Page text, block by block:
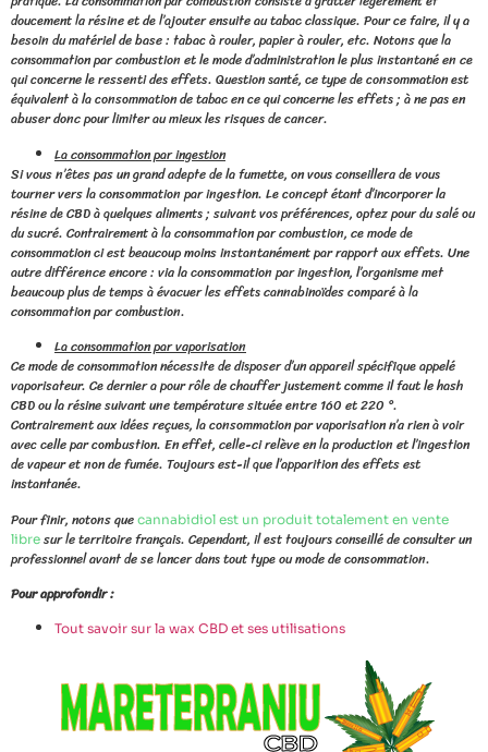
doucement la résine et de l’ajouter ensuite au tabac classique. Pour ce faire, il y a
besoin du matériel de base : tabac à rouler, papier à rouler, etc. Notons que la
consommation par combustion et le mode d’administration le plus instantané en ce
qui concerne le ressenti des effets. Question santé, ce type de consommation est
équivalent à la consommation de tabac en ce qui concerne les effets ; à ne pas en
abuser donc pour limiter au mieux les risques de cancer.
La consommation par ingestion
Si vous n’êtes pas un grand adepte de la fumette, on vous conseillera de vous
tourner vers la consommation par ingestion. Le concept étant d’incorporer la
résine de CBD à quelques aliments ; suivant vos préférences, optez pour du salé ou
du sucré. Contrairement à la consommation par combustion, ce mode de
consommation ci est beaucoup moins instantanément par rapport aux effets. Une
autre différence encore : via la consommation par ingestion, l’organisme met
beaucoup plus de temps à évacuer les effets cannabinoïdes comparé à la
consommation par combustion.
La consommation par vaporisation
Ce mode de consommation nécessite de disposer d’un appareil spécifique appelé
vaporisateur. Ce dernier a pour rôle de chauffer justement comme il faut le hash
CBD ou la résine suivant une température située entre 160 et 220 °.
Contrairement aux idées reçues, la consommation par vaporisation n’a rien à voir
avec celle par combustion. En effet, celle-ci relève en la production et l’ingestion
de vapeur et non de fumée. Toujours est-il que l’apparition des effets est
instantanée.
Pour finir, notons que cannabidiol est un produit totalement en vente
libre sur le territoire français. Cependant, il est toujours conseillé de consulter un
professionnel avant de se lancer dans tout type ou mode de consommation.
Pour approfondir :
Tout savoir sur la wax CBD et ses utilisations